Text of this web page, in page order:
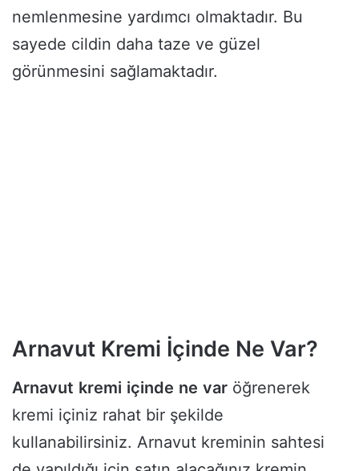
nemlenmesine yardımcı olmaktadır. Bu
sayede cildin daha taze ve güzel
görünmesini sağlamaktadır.
Arnavut Kremi İçinde Ne Var?
Arnavut kremi içinde ne var öğrenerek
kremi içiniz rahat bir şekilde
kullanabilirsiniz. Arnavut kreminin sahtesi